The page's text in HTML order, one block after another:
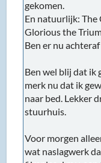
filmpjes d.m.v. een
https://
v=awOMTYDptfk
Lijkt simpel. Ben
zijn om morgen
een een afspraak
dan ben ik klaar!